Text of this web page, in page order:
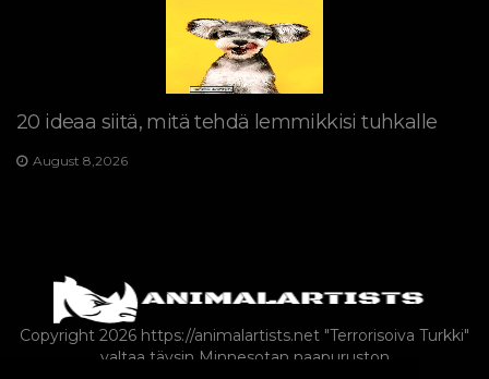
20 ideaa siitä, mitä tehdä lemmikkisi tuhkalle
August 8,2026
Copyright 2026 https://animalartists.net "Terrorisoiva Turkki"
valtaa täysin Minnesotan naapuruston